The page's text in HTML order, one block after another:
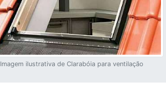
Imagem ilustrativa de Clarabóia para ventilação